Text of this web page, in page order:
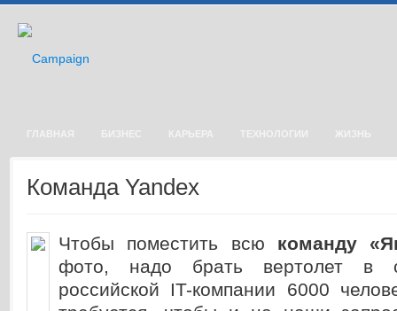
ГЛАВНАЯ БИЗНЕС КАРЬЕРА ТЕХНОЛОГИИ ЖИЗНЬ
Команда Yandex
Чтобы поместить всю команду
фото, надо брать вертолет в
российской IT-компании 6000